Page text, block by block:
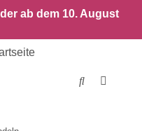
ab dem 10. August